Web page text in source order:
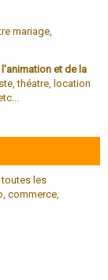
mariage,
et de la
théatre, location
les
commerce,